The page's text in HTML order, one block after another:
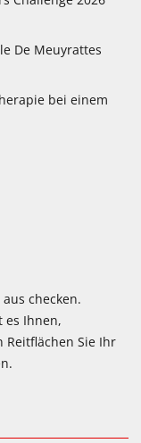
De Meuyrattes
bei einem
checken.
es Ihnen,
Sie Ihr